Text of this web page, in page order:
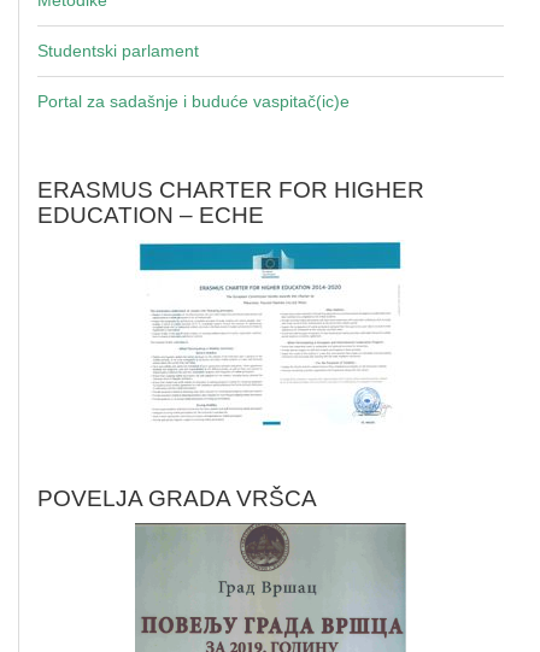
Studentski parlament
Portal za sadašnje i buduće vaspitač(ic)e
ERASMUS CHARTER FOR HIGHER
EDUCATION – ECHE
POVELJA GRADA VRŠCA